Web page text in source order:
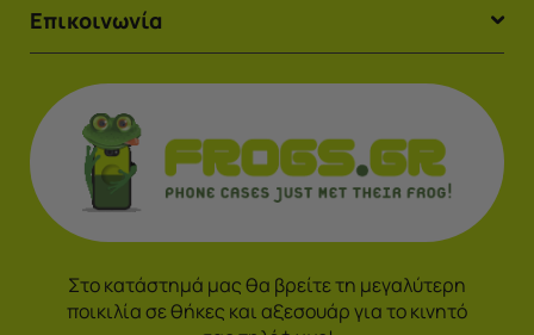
Επικοινωνία
Στο κατάστημά μας θα βρείτε τη μεγαλύτερη
ποικιλία σε θήκες και αξεσουάρ για το κινητό